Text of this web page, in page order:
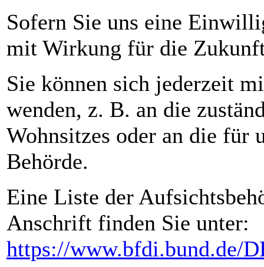
Sofern Sie uns eine
mit Wirkung für die
Sie können sich jederzeit
wenden, z. B. an die
Wohnsitzes oder an die für
Behörde.
Eine Liste der
Anschrift finden Sie unter:
https://www.bfdi.bund.de/